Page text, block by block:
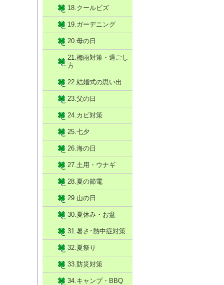
18.クールビズ
19.ガーデニング
20.母の日
21.梅雨対策・過ごし
方
22.結婚式の思い出
23.父の日
24.カビ対策
25.七夕
26.海の日
27.土用・ウナギ
28.夏の節電
29.山の日
30.夏休み・お盆
31.暑さ･熱中症対策
32.夏祭り
33.防災対策
34.キャンプ・BBQ